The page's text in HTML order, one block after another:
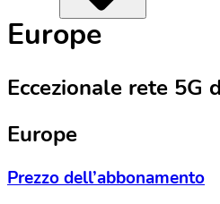
Europe
Eccezionale rete 5G
Europe
Prezzo dell’abbonamento